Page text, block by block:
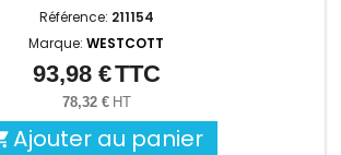
Référence: 211154
Marque: WESTCOTT
Prix
93,98 €TTC
78,32 € HT
Ajouter au panier